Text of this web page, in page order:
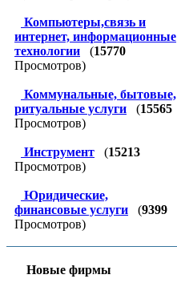
Компьютеры,связь и
интернет, информационные
технологии
(15770
Просмотров)
Коммунальные, бытовые,
ритуальные услуги
(15565
Просмотров)
Инструмент (15213
Просмотров)
Юридические,
финансовые услуги
(9399
Просмотров)
Новые фирмы